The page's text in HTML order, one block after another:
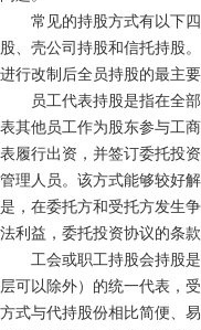
常见的持股方式有以下四
股、壳公司持股和信托持股
进行改制后全员持股的最主要
员工代表持股是指在全部
表其他员工作为股东参与工
表履行出资，并签订委托投
管理人员。该方式能够较好
是，在委托方和受托方发生
法利益，委托投资协议的条
工会或职工持股会持股是
层可以除外）的统一代表，
方式与代持股份相比简便、